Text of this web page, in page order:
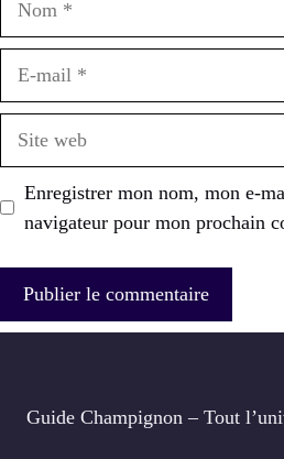
Enregistrer mon nom, mon e-
navigateur pour mon prochain
Guide Champignon – Tout